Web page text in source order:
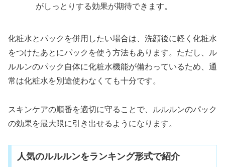
がしっとりする効果が期待できます。
化粧水とパックを併用したい場合は、洗顔後に軽く化粧水
をつけたあとにパックを使う方法もあります。ただし、ル
ルルンのパック自体に化粧水機能が備わっているため、通
常は化粧水を別途使わなくても十分です。
スキンケアの順番を適切に守ることで、ルルルンのパック
の効果を最大限に引き出せるようになります。
人気のルルルンをランキング形式で紹介